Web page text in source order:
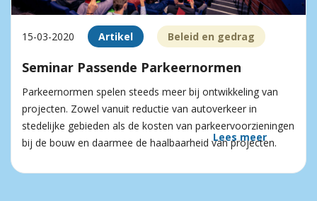
15-03-2020 Artikel Beleid en gedrag
Seminar Passende Parkeernormen
Parkeernormen spelen steeds meer bij ontwikkeling van
projecten. Zowel vanuit reductie van autoverkeer in
stedelijke gebieden als de kosten van parkeer­voorzieningen
bij de bouw en daarmee de haalbaarheid van projecten.
Lees meer